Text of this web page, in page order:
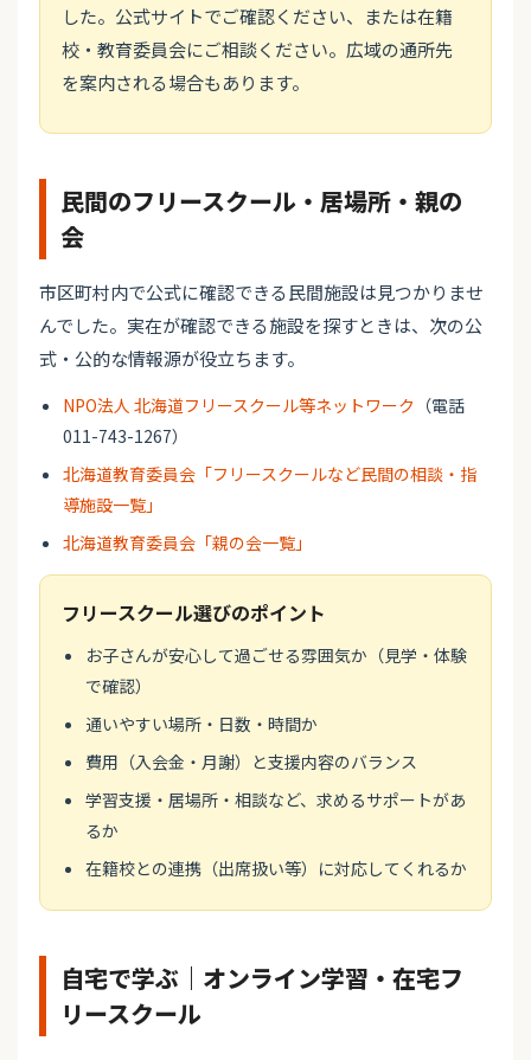
した。公式サイトでご確認ください、または在籍
校・教育委員会にご相談ください。広域の通所先
を案内される場合もあります。
民間のフリースクール・居場所・親の
会
市区町村内で公式に確認できる民間施設は見つかりませ
んでした。実在が確認できる施設を探すときは、次の公
式・公的な情報源が役立ちます。
NPO法人 北海道フリースクール等ネットワーク （電話
011-743-1267）
北海道教育委員会「フリースクールなど民間の相談・指
導施設一覧」
北海道教育委員会「親の会一覧」
フリースクール選びのポイント
お子さんが安心して過ごせる雰囲気か（見学・体験
で確認）
通いやすい場所・日数・時間か
費用（入会金・月謝）と支援内容のバランス
学習支援・居場所・相談など、求めるサポートがあ
るか
在籍校との連携（出席扱い等）に対応してくれるか
自宅で学ぶ｜オンライン学習・在宅フ
リースクール